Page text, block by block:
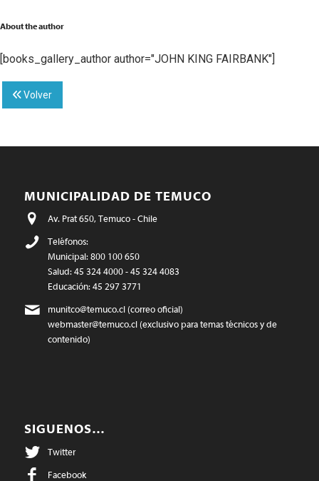
About the author
[books_gallery_author author="JOHN KING FAIRBANK"]
Volver
MUNICIPALIDAD DE TEMUCO
Av. Prat 650, Temuco - Chile
Teléfonos:
Municipal: 800 100 650
Salud: 45 324 4000 - 45 324 4083
Educación: 45 297 3771
munitco@temuco.cl(correo oficial)
webmaster@temuco.cl(exclusivo para temas técnicos y de
contenido)
SIGUENOS…
Twitter
Facebook